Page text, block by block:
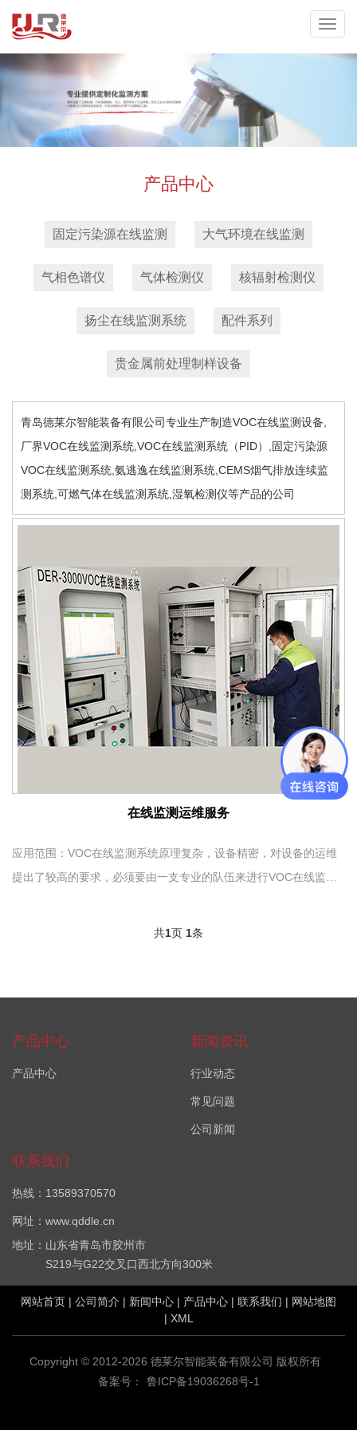
产品中心
固定污染源在线监测 大气环境在线监测
气相色谱仪 气体检测仪 核辐射检测仪
扬尘在线监测系统 配件系列
贵金属前处理制样设备
青岛德莱尔智能装备有限公司专业生产制造VOC在线监测设备,
厂界VOC在线监测系统,VOC在线监测系统（PID）,固定污染源
VOC在线监测系统,氨逃逸在线监测系统,CEMS烟气排放连续监
测系统,可燃气体在线监测系统,湿氧检测仪等产品的公司
在线监测运维服务
应用范围：VOC在线监测系统原理复杂，设备精密，对设备的运维
提出了较高的要求，必须要由一支专业的队伍来进行VOC在线监测
治理设施的实时监控、预警、分析与管理，避免治理设备无故停运
共1页 1条
产品中心
产品中心
新闻资讯
行业动态
常见问题
公司新闻
联系我们
热线：13589370570
网址：www.qddle.cn
地址：山东省青岛市胶州市
S219与G22交叉口西北方向300米
网站首页 | 公司简介 | 新闻中心 | 产品中心 | 联系我们 | 网站地图
| XML
Copyright © 2012-2026 德莱尔智能装备有限公司 版权所有
备案号：
鲁ICP备19036268号-1